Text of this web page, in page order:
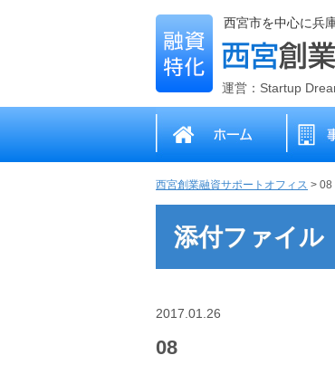
西宮市を中心に兵
運営：Startup
西宮創業融資サポートオフィス > 08
添付ファイル
2017.01.26
08